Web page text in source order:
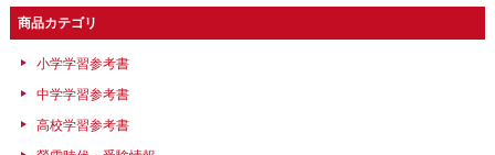
商品カテゴリ
小学学習参考書
中学学習参考書
高校学習参考書